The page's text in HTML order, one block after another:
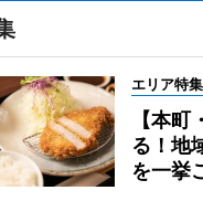
エリア特集
【本
る！地
を一挙